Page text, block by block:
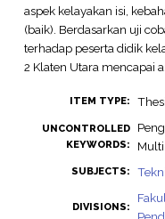
aspek kelayakan isi,
(baik). Berdasarkan uji
terhadap peserta didik
2 Klaten Utara mencapai
ITEM TYPE:
UNCONTROLLED
KEYWORDS:
SUBJECTS:
DIVISIONS: